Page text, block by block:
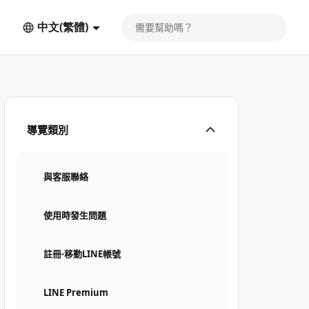
中文(繁體)
導覽類別
與客服聯絡
使用時發生問題
註冊⋅移動LINE帳號
LINE Premium